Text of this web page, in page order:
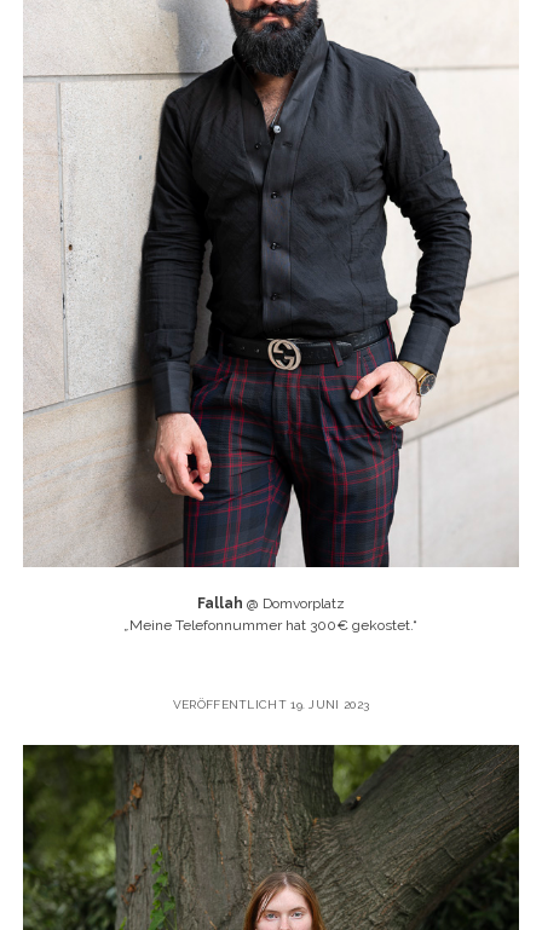
Fallah @ Domvorplatz
Meine Telefonnummer hat 300€ gekostet.“
VERÖFFENTLICHT 19. JUNI 2023